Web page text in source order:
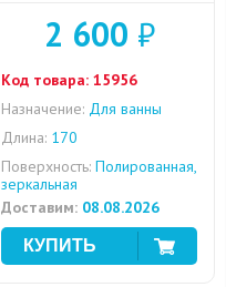
2 600 ₽
Код товара: 15956
Назначение: Для ванны
Длина: 170
Поверхность: Полированная,
зеркальная
Доставим: 08.08.2026